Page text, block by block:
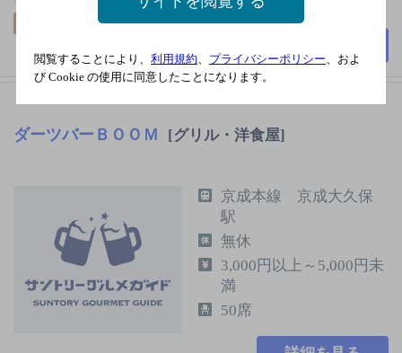
クーポン
ダーツバーＢＯＯＭ [グリル・洋食屋]
京成本線 京成大久保
駅
無休
3,000円以上～5,000円未
満
50席
閲覧することにより、 利用規約、 プライバシーポリシー、およ
び Cookie の使用に同意したことになります。